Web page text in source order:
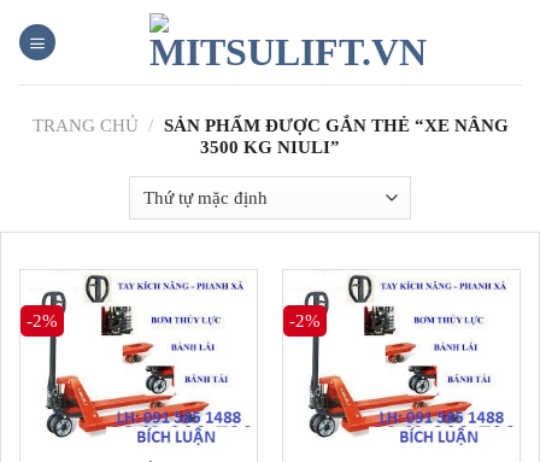
TRANG CHỦ / SẢN PHẨM ĐƯỢC GẮN THẺ “XE NÂNG
3500 KG NIULI”
-2% -2%